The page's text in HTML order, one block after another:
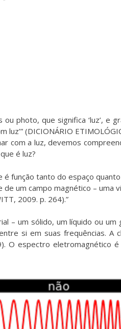
photo, que significa ‘luz’, e
luz’” (DICIONÁRIO
com a luz, devemos
é luz?
é função tanto do espaço
um campo magnético – uma
2009. p. 264).”
– um sólido, um líquido ou um
si em suas frequências. A
O espectro eletromagnético é